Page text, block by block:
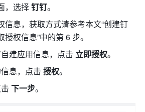
，选择 钉钉。
信息，获取方式请参考本文“创建钉
权信息”中的第 6 步。
建应用信息，点击 立即授权。
息，点击 授权。
击 下一步。